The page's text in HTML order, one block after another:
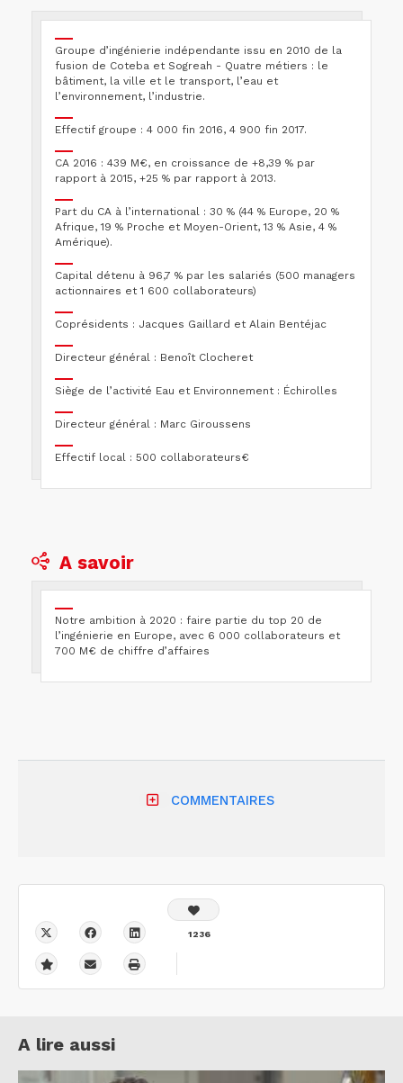
Groupe d’ingénierie indépendante issu en 2010 de la
fusion de Coteba et Sogreah - Quatre métiers : le
bâtiment, la ville et le transport, l’eau et
l’environnement, l’industrie.
Effectif groupe : 4 000 fin 2016, 4 900 fin 2017.
CA 2016 : 439 M€, en croissance de +8,39 % par
rapport à 2015, +25 % par rapport à 2013.
Part du CA à l’international : 30 % (44 % Europe, 20 %
Afrique, 19 % Proche et Moyen-Orient, 13 % Asie, 4 %
Amérique).
Capital détenu à 96,7 % par les salariés (500 managers
actionnaires et 1 600 collaborateurs)
Coprésidents : Jacques Gaillard et Alain Bentéjac
Directeur général : Benoît Clocheret
Siège de l’activité Eau et Environnement : Échirolles
Directeur général : Marc Giroussens
Effectif local : 500 collaborateurs€
A savoir
Notre ambition à 2020 : faire partie du top 20 de
l’ingénierie en Europe, avec 6 000 collaborateurs et
700 M€ de chiffre d’affaires
COMMENTAIRES
1236
A lire aussi